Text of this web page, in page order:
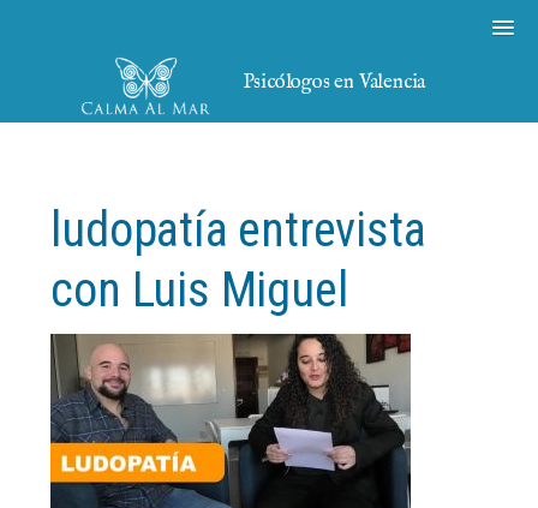
Psicólogos en Valencia
ludopatía entrevista
con Luis Miguel